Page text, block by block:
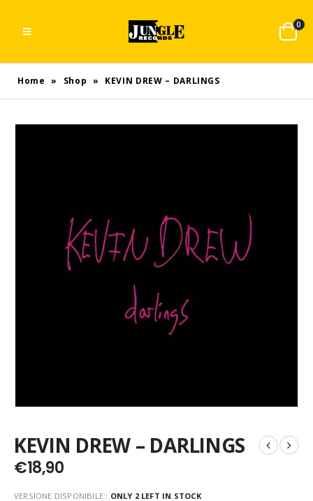
0
Home » Shop » KEVIN DREW – DARLINGS
KEVIN DREW – DARLINGS
€18,90
VERSIONE DISPONIBILE:: ONLY 2 LEFT IN STOCK